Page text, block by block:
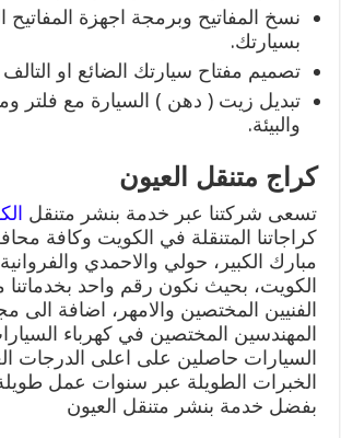
نسخ المفاتيح وبرمجة اجهزة المفاتيح
بسيارتك.
تصميم مفتاح سيارتك الضائع او
تبديل زيت ( دهن ) السيارة مع فلتر
والبيئة.
كراج متنقل العيون
تسعى شركتنا عبر خدمة بنشر متنقل
كراجاتنا المتنقلة في الكويت وكافة
مبارك الكبير، حولي والاحمدي
الكويت، بحيث نكون رقم واحد
الفنيين المختصين والامهر، اضافة الى
المهندسين المختصين في كهرباء
السيارات حاصلين على اعلى الدرجات
الخبرات الطويلة عبر سنوات عمل
بفضل خدمة بنشر متنقل العيون